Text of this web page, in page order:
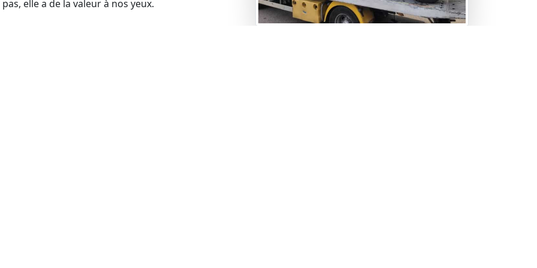
elle a de la valeur à nos yeux.